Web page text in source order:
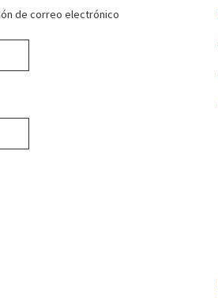
de correo electrónico